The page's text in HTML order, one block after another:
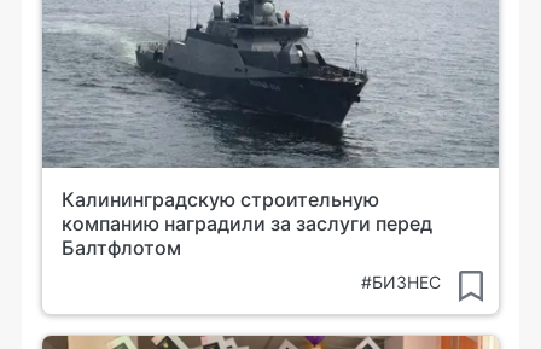
Калининградскую строительную
компанию наградили за заслуги перед
Балтфлотом
#БИЗНЕС